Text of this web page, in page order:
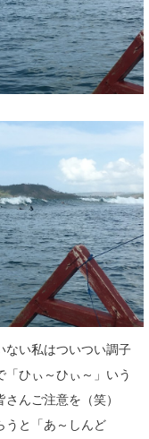
ない私はついつい調子
ひぃ～ひぃ～」いう
んご注意を（笑）
うと「あ～しんど